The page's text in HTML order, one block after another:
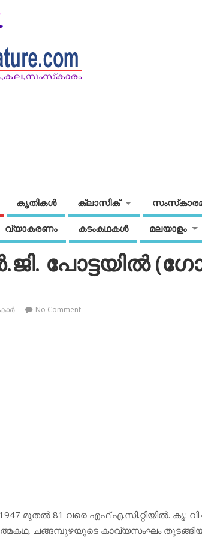
കൃതികൾ ക്ലാസിക്
വ്യാകരണം കടംകഥകള്‍ മലയാളം
പോട്ടയില്‍
No Comment
1947 മുതല്‍ 81 വരെ എഫ്.എ.സി.റ്റിയില്‍. കൃ:
ചങ്ങമ്പുഴയുടെ കാവ്യസംഘം തുടങ്ങിയവ.